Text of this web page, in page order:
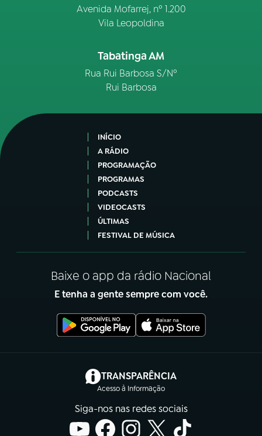
Avenida Mofarrej, nº 1.200
Vila Leopoldina
Tabatinga AM
Rua Rui Barbosa S/Nº
Rui Barbosa
INÍCIO
A RÁDIO
PROGRAMAÇÃO
PROGRAMAS
PODCASTS
VIDEOCASTS
ÚLTIMAS
FESTIVAL DE MÚSICA
Baixe o app da rádio Nacional
E tenha a gente sempre com você.
TRANSPARÊNCIA
Acesso à Informação
(abre em nova aba)
Siga-nos nas redes sociais